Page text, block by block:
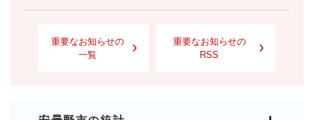
重要なお知らせの
一覧
重要なお知らせの
RSS